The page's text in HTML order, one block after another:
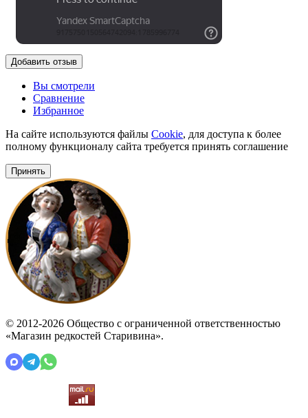
Добавить отзыв
Вы смотрели
Сравнение
Избранное
На сайте используются файлы Cookie, для доступа к более
полному функционалу сайта требуется принять соглашение
Принять
© 2012-2026 Общество с ограниченной ответственностью
«Магазин редкостей Старивина».